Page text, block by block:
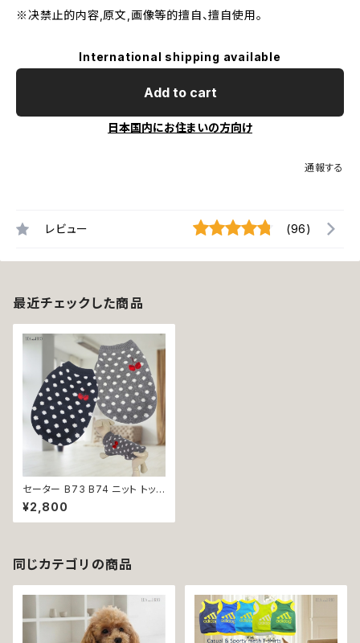
※决禁止的内容,原文,画像等的擅自、擅自使用。
International shipping available
Add to cart
日本国内にお住まいの方向け
通報する
レビュー (96)
最近チェックした商品
セーター B73 B74 ニット トップ
ス 秋冬 冬 dog 犬 猫 犬服 猫
服 犬の服 猫の服 ペット 服 ドッ
グウェア ドッグ ウェア おしゃれ
¥2,800
同じカテゴリの商品